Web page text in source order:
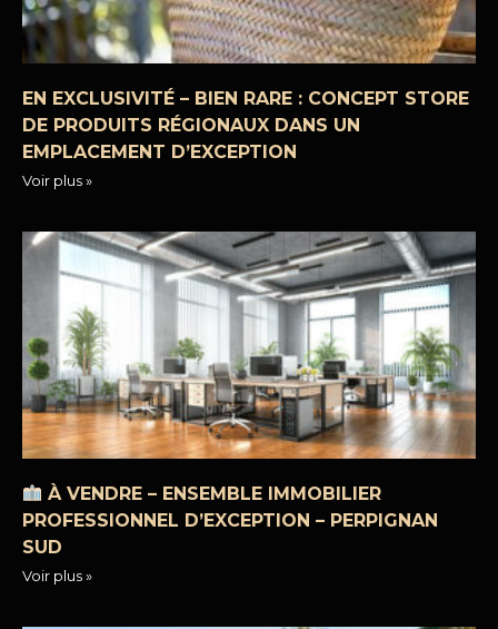
EN EXCLUSIVITÉ – BIEN RARE : CONCEPT STORE
DE PRODUITS RÉGIONAUX DANS UN
EMPLACEMENT D’EXCEPTION
Voir plus »
À VENDRE – ENSEMBLE IMMOBILIER
PROFESSIONNEL D’EXCEPTION – PERPIGNAN
SUD
Voir plus »